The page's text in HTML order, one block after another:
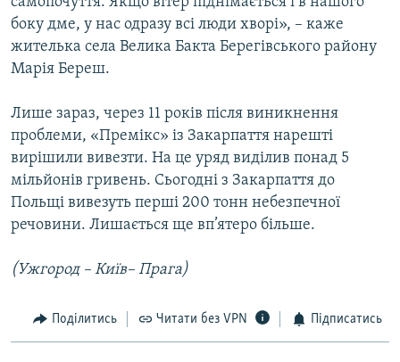
боку дме, у нас одразу всі люди хворі», – каже
жителька села Велика Бакта Берегівського району
Марія Береш.
Лише зараз, через 11 років після виникнення
проблеми, «Премікс» із Закарпаття нарешті
вирішили вивезти. На це уряд виділив понад 5
мільйонів гривень. Сьогодні з Закарпаття до
Польщі вивезуть перші 200 тонн небезпечної
речовини. Лишається ще вп’ятеро більше.
(Ужгород – Київ– Прага)
Поділитись Читати без VPN Підписатись